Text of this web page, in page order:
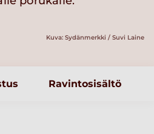
Kuva: Sydänmerkki / Suvi Laine
Ravintosisältö